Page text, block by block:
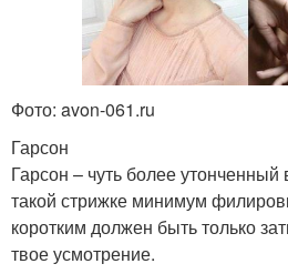
Фото: avon-061.ru
Гарсон
Гарсон – чуть более
такой стрижке минимум
коротким должен быть только
твое усмотрение.